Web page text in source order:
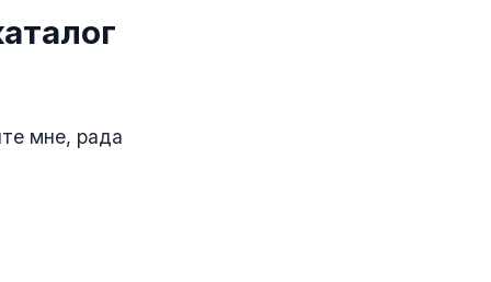
мне, рада